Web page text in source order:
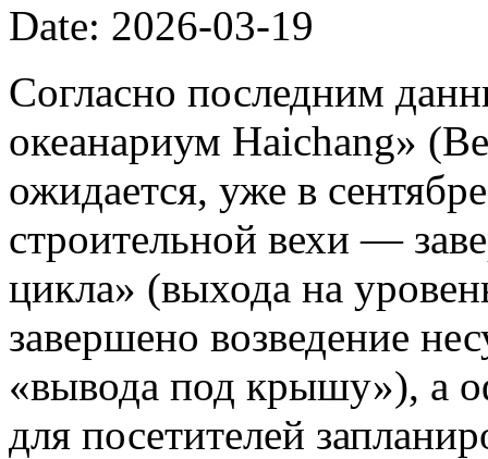
Date: 2026-03-19
Согласно последним
океанариум Haichang»
ожидается, уже в
строительной вехи —
цикла» (выхода на
завершено возведение
«вывода под крышу»), а
для посетителей